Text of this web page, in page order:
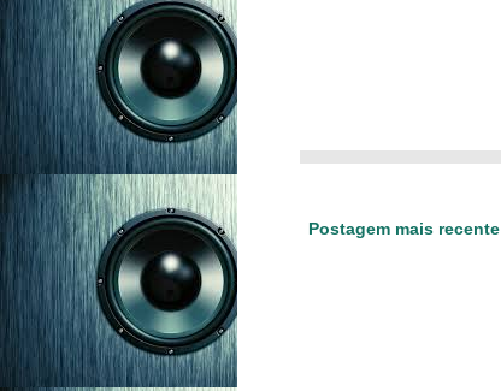
Postagem mais recente